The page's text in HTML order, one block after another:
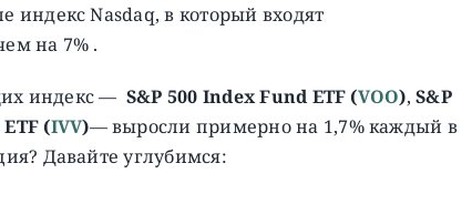
индекс Nasdaq, в который входят
на 7% .
индекс — S&P 500 Index Fund ETF (VOO),S&P
(IVV)— выросли примерно на 1,7% каждый в
Давайте углубимся: